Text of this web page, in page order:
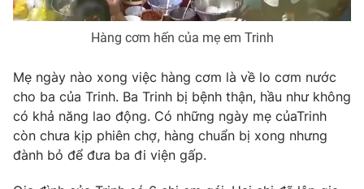
VTV Money VTV Thể thao
Thị trường 24h Tấm lòng Việt
VTV4 Vươn mình bằng AI
Hàng cơm hến của mẹ em Trinh
Mẹ ngày nào xong việc hàng cơm là về lo cơm nước
cho ba của Trinh. Ba Trinh bị bệnh thận, hầu như không
có khả năng lao động. Có những ngày mẹ củaTrinh
còn chưa kịp phiên chợ, hàng chuẩn bị xong nhưng
đành bỏ để đưa ba đi viện gấp.